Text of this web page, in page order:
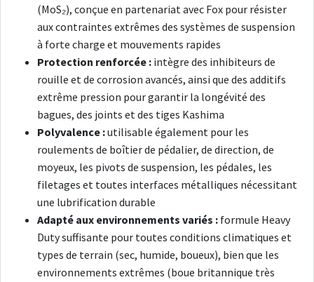
(MoS₂), conçue en partenariat avec Fox pour résister
aux contraintes extrêmes des systèmes de suspension
à forte charge et mouvements rapides
Protection renforcée : intègre des inhibiteurs de
rouille et de corrosion avancés, ainsi que des additifs
extrême pression pour garantir la longévité des
bagues, des joints et des tiges Kashima
Polyvalence :utilisable également pour les
roulements de boîtier de pédalier, de direction, de
moyeux, les pivots de suspension, les pédales, les
filetages et toutes interfaces métalliques nécessitant
une lubrification durable
Adapté aux environnements variés : formule Heavy
Duty suffisante pour toutes conditions climatiques et
types de terrain (sec, humide, boueux), bien que les
environnements extrêmes (boue britannique très